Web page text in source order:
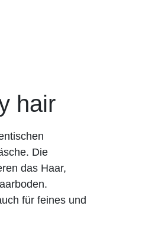
hair
Die
das Haar,
für feines und